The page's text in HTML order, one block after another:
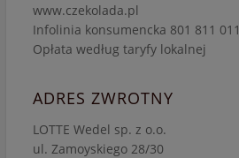
www.czekolada.pl
Infolinia konsumencka 801 811 011
Opłata według taryfy lokalnej
ADRES ZWROTNY
LOTTE Wedel sp. z o.o.
ul. Zamoyskiego 28/30